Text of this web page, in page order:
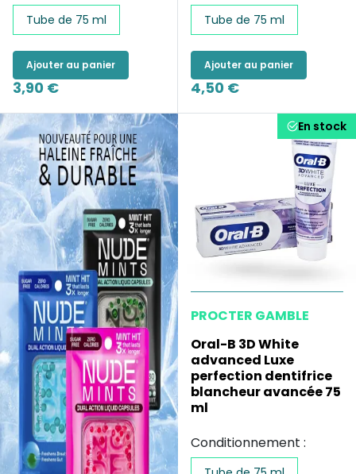
Tube de 75 ml
Ajouter au panier
3,90 €
Tube de 75 ml
Ajouter au panier
4,50 €
En stock
PROCTER GAMBLE
Oral-B 3D White
advanced Luxe
perfection dentifrice
blancheur avancée 75
ml
Conditionnement :